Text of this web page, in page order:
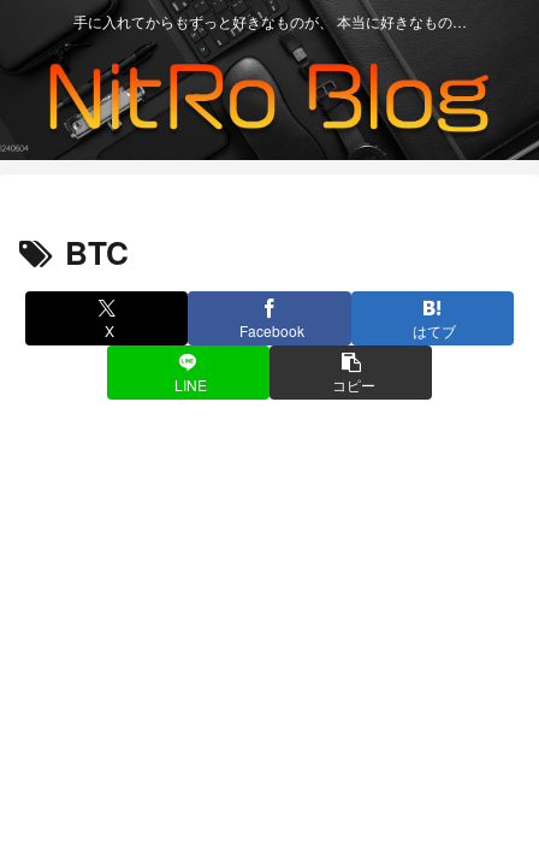
手に入れてからもずっと好きなものが、 本当に好きなもの…
BTC
X Facebook はてブ
LINE コピー